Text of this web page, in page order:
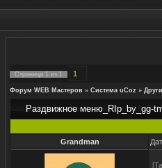
Страница 1 из 1 1
Форум WEB Мастеров » Система uCoz »
Раздвижное меню_RIp_by_gg-
Grandman